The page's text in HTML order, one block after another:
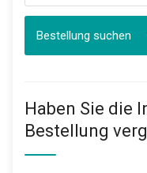
Bestellung suchen
Haben Sie die
Bestellung